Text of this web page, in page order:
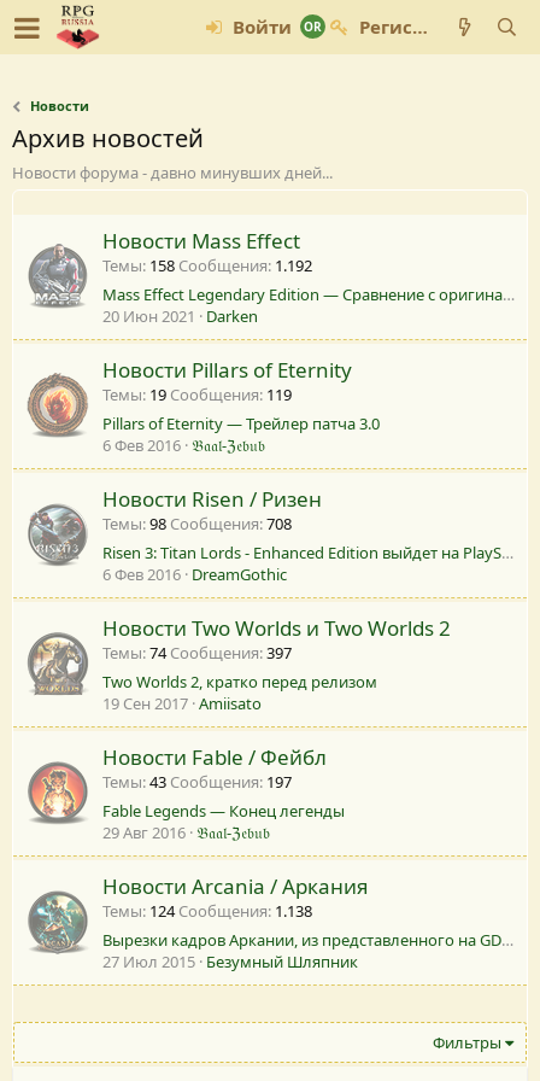
Войти Регистрация
Новости
Архив новостей
Новости форума - давно минувших дней...
Новости Mass Effect
Темы 158 Сообщения 1.192
Mass Effect Legendary Edition — Сравнение с оригинальными частями трилогии
20 Июн 2021
Darken
Новости Pillars of Eternity
Темы 19 Сообщения 119
Pillars of Eternity — Трейлер патча 3.0
6 Фев 2016 𝔅𝔞𝔞𝔩-ℨ𝔢𝔟𝔲𝔟
Новости Risen / Ризен
Темы 98 Сообщения 708
Risen 3: Titan Lords - Enhanced Edition выйдет на PlayStation 4(UPD)
6 Фев 2016 DreamGothic
Новости Two Worlds и Two Worlds 2
Темы 74 Сообщения 397
Two Worlds 2, кратко перед релизом
19 Сен 2017 Amiisato
Новости Fable / Фейбл
Темы 43 Сообщения 197
Fable Legends — Конец легенды
29 Авг 2016 𝔅𝔞𝔞𝔩-ℨ𝔢𝔟𝔲𝔟
Новости Arcania / Аркания
Темы 124 Сообщения 1.138
Вырезки кадров Аркании, из представленного на GDC 2010 движка Vision Engine 8
27 Июл 2015 Безумный Шляпник
Фильтры